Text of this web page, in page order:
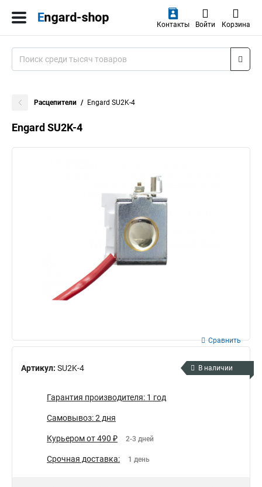
Контакты Войти Корзина
Расцепители Engard SU2K-4
Engard SU2K-4
Артикул: SU2K-4
Сравнить
В наличии
Гарантия производителя: 1 год
Самовывоз: 2 дня
Курьером от 490 ₽ 2-3 дней
Срочная доставка: 1 день